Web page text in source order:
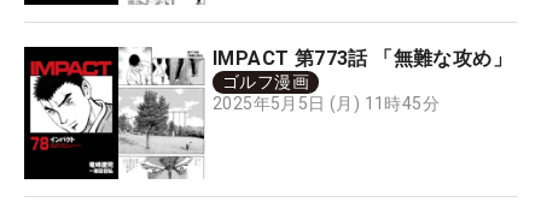
IMPACT 第773話 「無難な攻め」
ゴルフ漫画
2025年5月5日 (月) 11時45分